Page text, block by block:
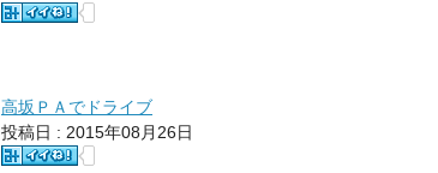
高坂ＰＡでドライブ
投稿日 : 2015年08月26日